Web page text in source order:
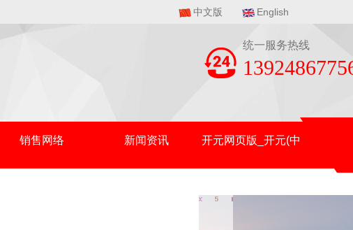
中文版 English
统一服务热线
销售网络 新闻资讯 开元网页版_开元(中